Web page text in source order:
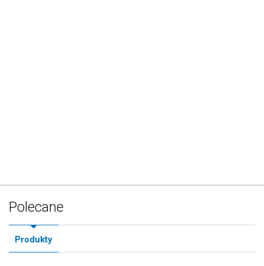
Polecane
Produkty